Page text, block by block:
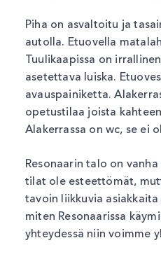
Piha on asvaltoitu ja
autolla. Etuovella
Tuulikaapissa on
asetettava luiska.
avauspainiketta.
opetustilaa joista
Alakerrassa on wc, se ei
Resonaarin talo on
tilat ole esteettömät,
tavoin liikkuvia
miten Resonaarissa
yhteydessä niin voimme